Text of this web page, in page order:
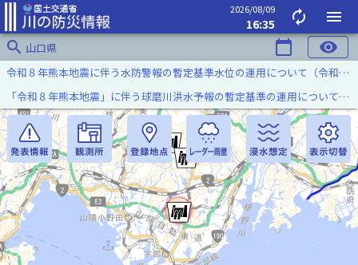
2026/08/09
16:35 autorenew
menu
search 山口県 calendar_today visibility
令和８年熊本地震に伴う水防警報の暫定基準水位の運用について（令和８年８月７日）
「令和８年熊本地震」に伴う球磨川洪水予報の暫定基準の運用について（令和８年８月５日）